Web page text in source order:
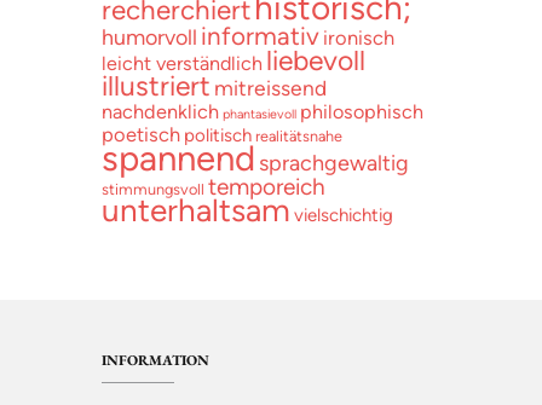
recherchiert
humorvoll informativ ironisch
leicht verständlich liebevoll
illustriert mitreissend
nachdenklich phantasievoll philosophisch
poetisch politisch realitätsnahe
spannend sprachgewaltig
stimmungsvoll temporeich
unterhaltsam vielschichtig
INFORMATION